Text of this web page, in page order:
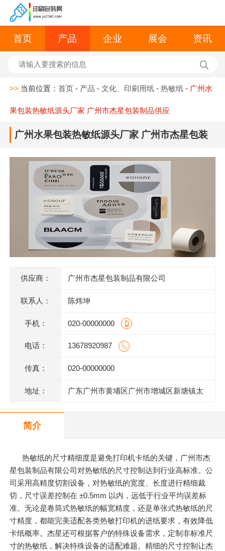
首页 产品 企业 展会 资讯
>> 当前位置：首页 - 产品 -文化、印刷用纸 -热敏纸 - 广州水
果包装热敏纸源头厂家 广州市杰星包装制品供应
广州水果包装热敏纸源头厂家 广州市杰星包装
供应商： 广州市杰星包装制品有限公司
联系人： 陈炜坤
手机： 020-00000000
电话： 13678920987
传真： 020-00000000
地址： 广东广州市黄埔区广州市增城区新塘镇太
简介
热敏纸的尺寸精细度是避免打印机卡纸的关键，广州市杰
星包装制品有限公司对热敏纸的尺寸控制达到行业高标准。公
司采用高精度切割设备，对热敏纸的宽度、长度进行精细裁
切，尺寸误差控制在 ±0.5mm 以内，远低于行业平均误差标
准。无论是卷筒式热敏纸的幅宽精度，还是单张式热敏纸的尺
寸精度，都能完美适配各类热敏打印机的进纸要求，有效降低
卡纸概率。杰星还可根据客户的特殊设备需求，定制非标准尺
寸的热敏纸，解决特殊设备的适配难题。精细的尺寸控制让杰